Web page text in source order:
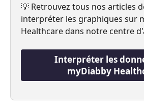
💡 Retrouvez tous nos articles
interpréter les graphiques sur
Healthcare dans notre centre
Interpréter les
myDiabby